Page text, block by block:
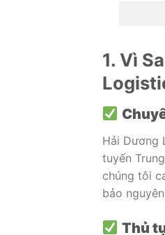
1. Vì
Hải Dương
tuyến Trung
chúng tôi
bảo nguyên
Thủ